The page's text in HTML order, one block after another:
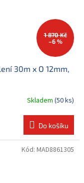
1 870 Kč
–6 %
30m x O 12mm,
Skladem (50 ks)
Do košíku
Kód: MAD8861305